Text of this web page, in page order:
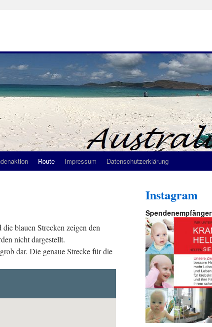
Route Impressum Datenschutzerklärung
blauen Strecken zeigen den
nicht dargestellt.
dar. Die genaue Strecke für die
Instagram
Spendenempfänger